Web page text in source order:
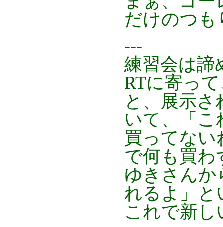
だけのつも
---
練習会は諦
RTに寄っ
と、展示
いて、「
買ってない
で何も買わ
ゆきさんか
れるよ」と
これで新し